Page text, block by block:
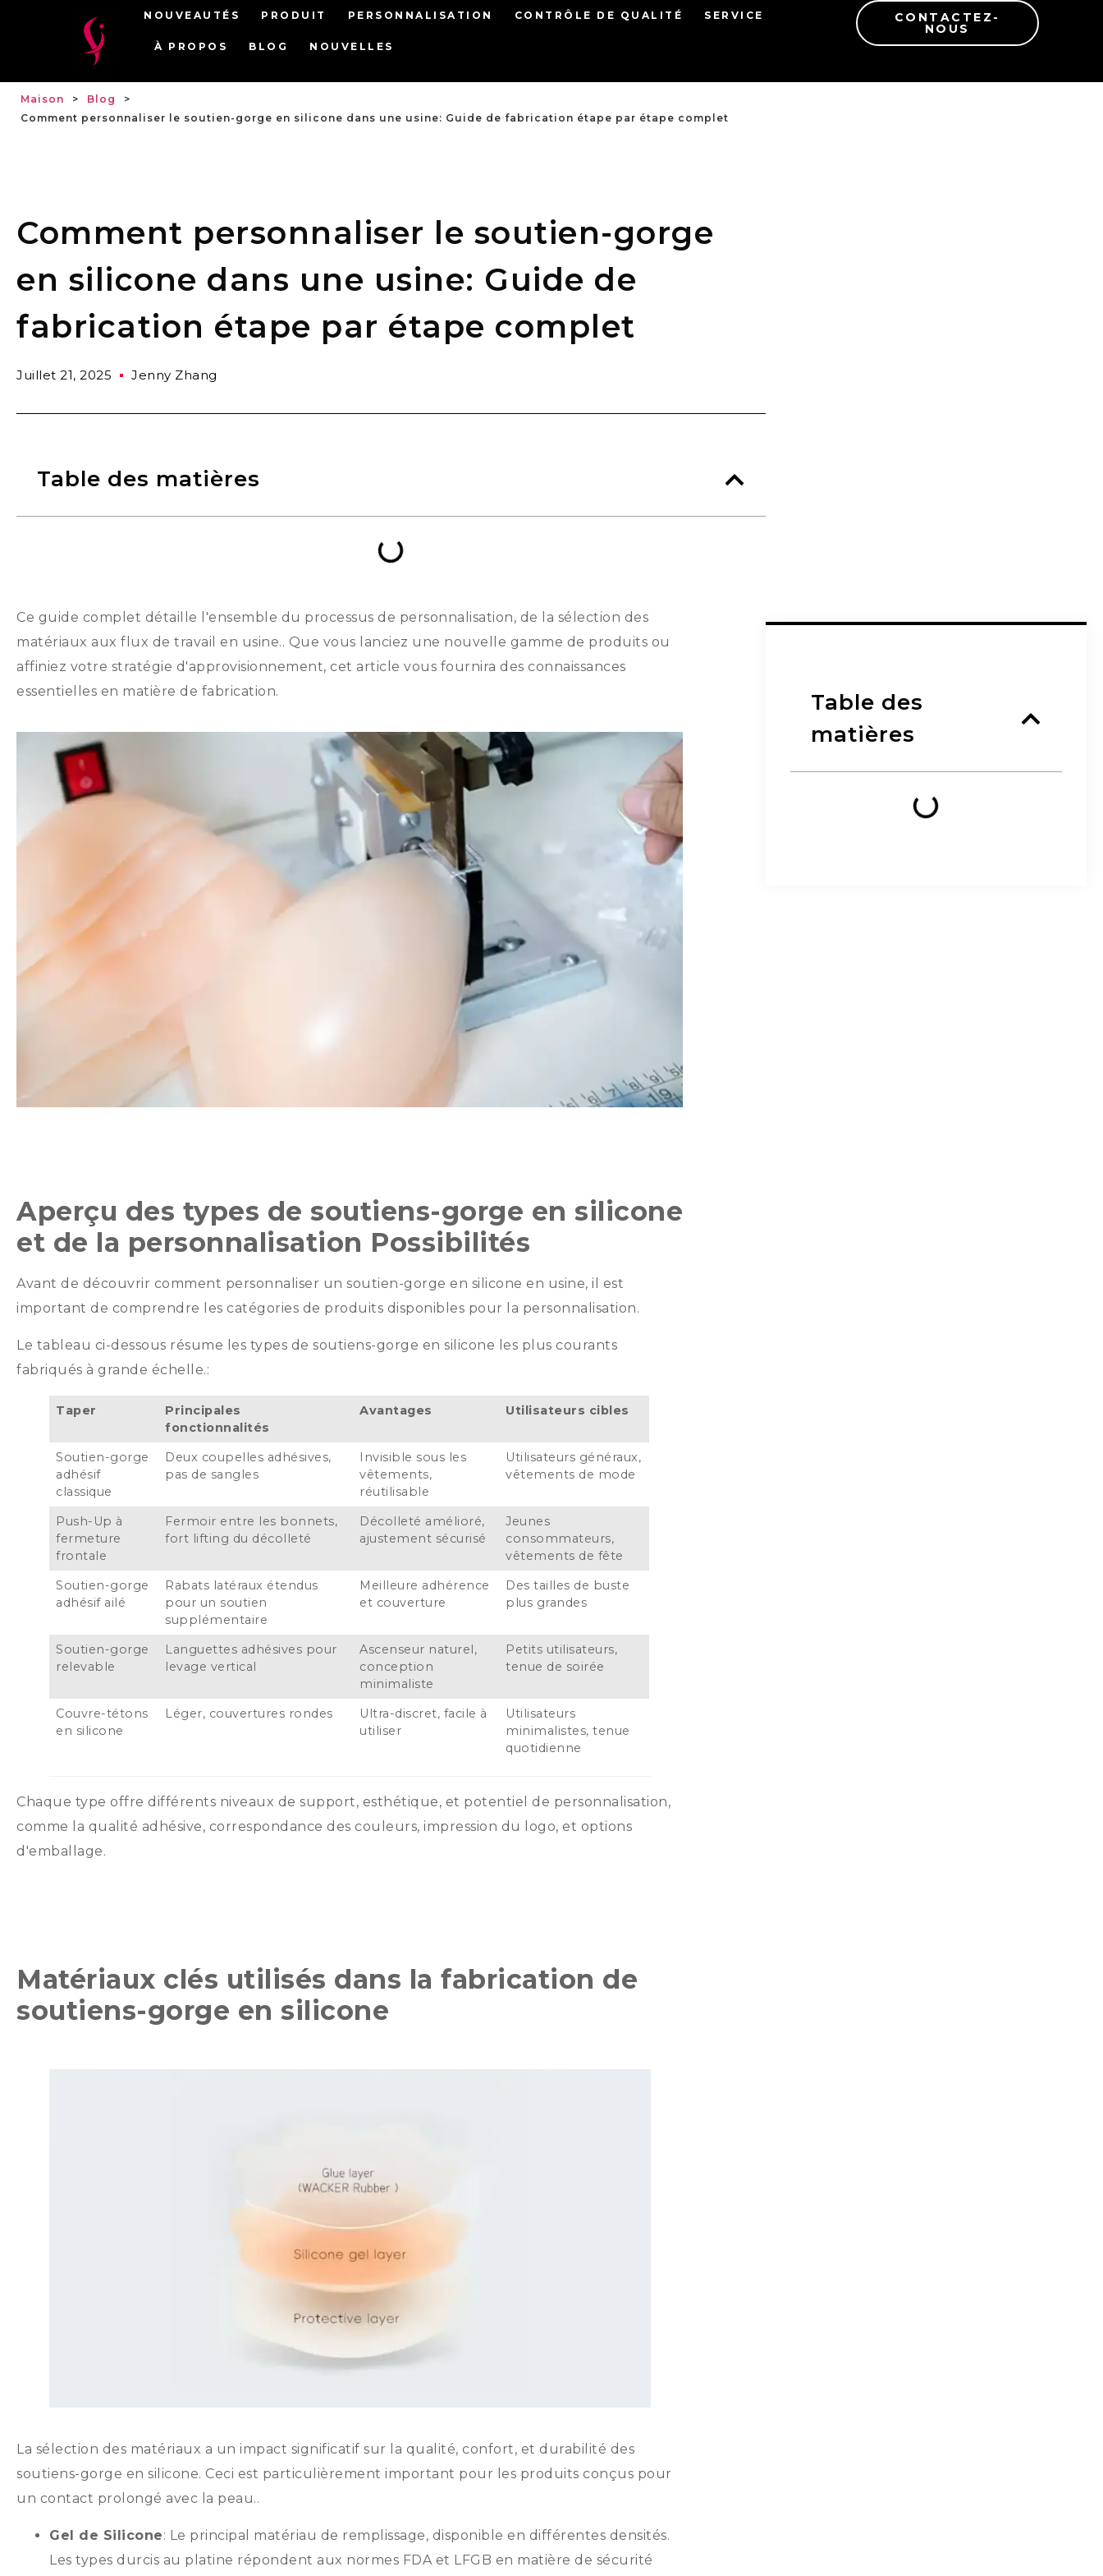
NOUVEAUTÉS PRODUIT PERSONNALISATION CONTRÔLE DE QUALITÉ SERVICE
À PROPOS BLOG NOUVELLES
CONTACTEZ-
NOUS
Maison > Blog
>
Comment personnaliser le soutien-gorge en silicone dans une usine: Guide de fabrication étape par étape complet
Comment personnaliser le soutien-gorge
en silicone dans une usine: Guide de
fabrication étape par étape complet
Juillet 21, 2025 Jenny Zhang
Table des matières
Ce guide complet détaille l'ensemble du processus de personnalisation, de la sélection des
matériaux aux flux de travail en usine.. Que vous lanciez une nouvelle gamme de produits ou
affiniez votre stratégie d'approvisionnement, cet article vous fournira des connaissances
essentielles en matière de fabrication.
Aperçu des types de soutiens-gorge en silicone
et de la personnalisation Possibilités
Avant de découvrir comment personnaliser un soutien-gorge en silicone en usine, il est
important de comprendre les catégories de produits disponibles pour la personnalisation.
Le tableau ci-dessous résume les types de soutiens-gorge en silicone les plus courants
fabriqués à grande échelle.:
Taper
Principales
fonctionnalités
Avantages Utilisateurs cibles
Soutien-gorge
adhésif
classique
Deux coupelles adhésives,
pas de sangles
Invisible sous les
vêtements,
réutilisable
Utilisateurs généraux,
vêtements de mode
Push-Up à
fermeture
frontale
Fermoir entre les bonnets,
fort lifting du décolleté
Décolleté amélioré,
ajustement sécurisé
Jeunes
consommateurs,
vêtements de fête
Soutien-gorge
adhésif ailé
Rabats latéraux étendus
pour un soutien
supplémentaire
Meilleure adhérence
et couverture
Des tailles de buste
plus grandes
Soutien-gorge
relevable
Languettes adhésives pour
levage vertical
Ascenseur naturel,
conception
minimaliste
Petits utilisateurs,
tenue de soirée
Couvre-tétons
en silicone
Léger, couvertures rondes
Ultra-discret, facile à
utiliser
Utilisateurs
minimalistes, tenue
quotidienne
Chaque type offre différents niveaux de support, esthétique, et potentiel de personnalisation,
comme la qualité adhésive, correspondance des couleurs, impression du logo, et options
d'emballage.
Matériaux clés utilisés dans la fabrication de
soutiens-gorge en silicone
La sélection des matériaux a un impact significatif sur la qualité, confort, et durabilité des
soutiens-gorge en silicone. Ceci est particulièrement important pour les produits conçus pour
un contact prolongé avec la peau..
Gel de Silicone: Le principal matériau de remplissage, disponible en différentes densités.
Les types durcis au platine répondent aux normes FDA et LFGB en matière de sécurité
Table des
matières